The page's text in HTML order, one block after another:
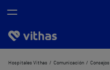
Nosotros
Hospitales Vithas Comunicación Consejos